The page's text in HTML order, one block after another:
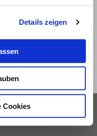
Details zeigen
Cookies